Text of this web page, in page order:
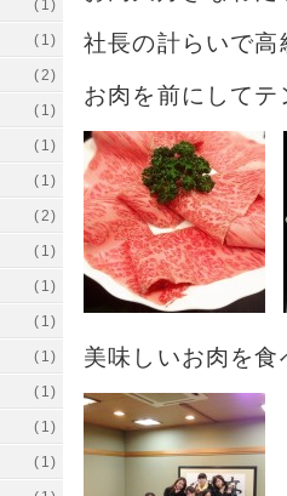
社長の計らいで
お肉を前にして
美味しいお肉を
(1)
(1)
(2)
(1)
(1)
(1)
(2)
(1)
(1)
(1)
(1)
(1)
(1)
(1)